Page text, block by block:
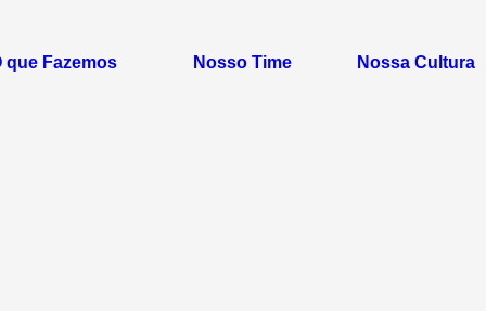
que Fazemos Nosso Time Nossa Cultura